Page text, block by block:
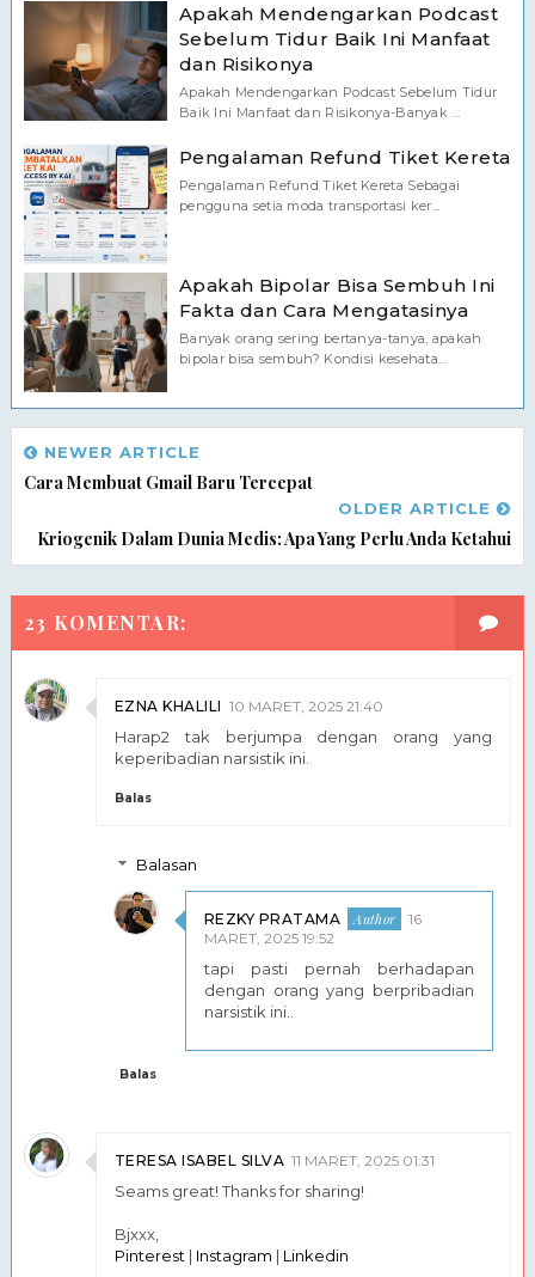
Apakah Mendengarkan Podcast
Sebelum Tidur Baik Ini Manfaat
dan Risikonya
Apakah Mendengarkan Podcast Sebelum Tidur
Baik Ini Manfaat dan Risikonya-Banyak ...
Pengalaman Refund Tiket Kereta
Pengalaman Refund Tiket Kereta Sebagai
pengguna setia moda transportasi ker...
Apakah Bipolar Bisa Sembuh Ini
Fakta dan Cara Mengatasinya
Banyak orang sering bertanya-tanya, apakah
bipolar bisa sembuh? Kondisi kesehata...
NEWER ARTICLE
Cara Membuat Gmail Baru Tercepat
OLDER ARTICLE
Kriogenik Dalam Dunia Medis: Apa Yang Perlu Anda Ketahui
23 KOMENTAR:
EZNA KHALILI 10 MARET, 2025 21:40
Harap2 tak berjumpa dengan orang yang
keperibadian narsistik ini.
Balas
Balasan
REZKY PRATAMA
16
MARET, 2025 19:52
tapi pasti pernah berhadapan
dengan orang yang berpribadian
narsistik ini..
Balas
TERESA ISABEL SILVA 11 MARET, 2025 01:31
Seams great! Thanks for sharing!
Bjxxx,
Pinterest| Instagram | Linkedin